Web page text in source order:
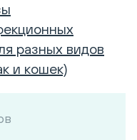
разных видов
и кошек)